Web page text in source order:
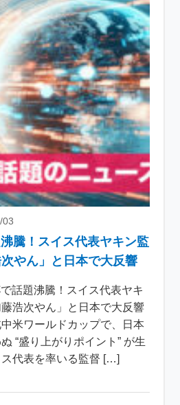
03
騰！スイス代表ヤキン監
やん」と日本で大反響
話題沸騰！スイス代表ヤキ
浩次やん」と日本で大反響
米ワールドカップで、日本
“盛り上がりポイント” が生
代表を率いる監督 […]